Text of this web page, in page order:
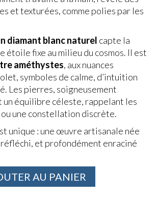
et texturées, comme polies par les
diamant blanc naturel capte la
étoile fixe au milieu du cosmos. Il est
améthystes, aux nuances
symboles de calme, d’intuition
Les pierres, soigneusement
un équilibre céleste, rappelant les
une constellation discrète.
unique : une œuvre artisanale née
réfléchi, et profondément enraciné
AU PANIER